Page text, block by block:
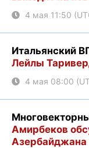
4 мая 11:50
Итальянский
Лейлы
4 мая 08:00
Амирбеков